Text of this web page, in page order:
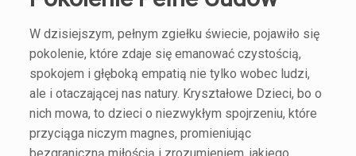
W dzisiejszym, pełnym zgiełku świecie, pojawiło się
pokolenie, które zdaje się emanować czystością,
spokojem i głęboką empatią nie tylko wobec ludzi,
ale i otaczającej nas natury. Kryształowe Dzieci, bo o
nich mowa, to dzieci o niezwykłym spojrzeniu, które
przyciąga niczym magnes, promieniując
bezgraniczną miłością i zrozumieniem, jakiego